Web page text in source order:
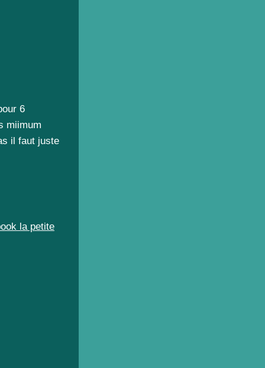
6
miimum
il faut juste
la petite